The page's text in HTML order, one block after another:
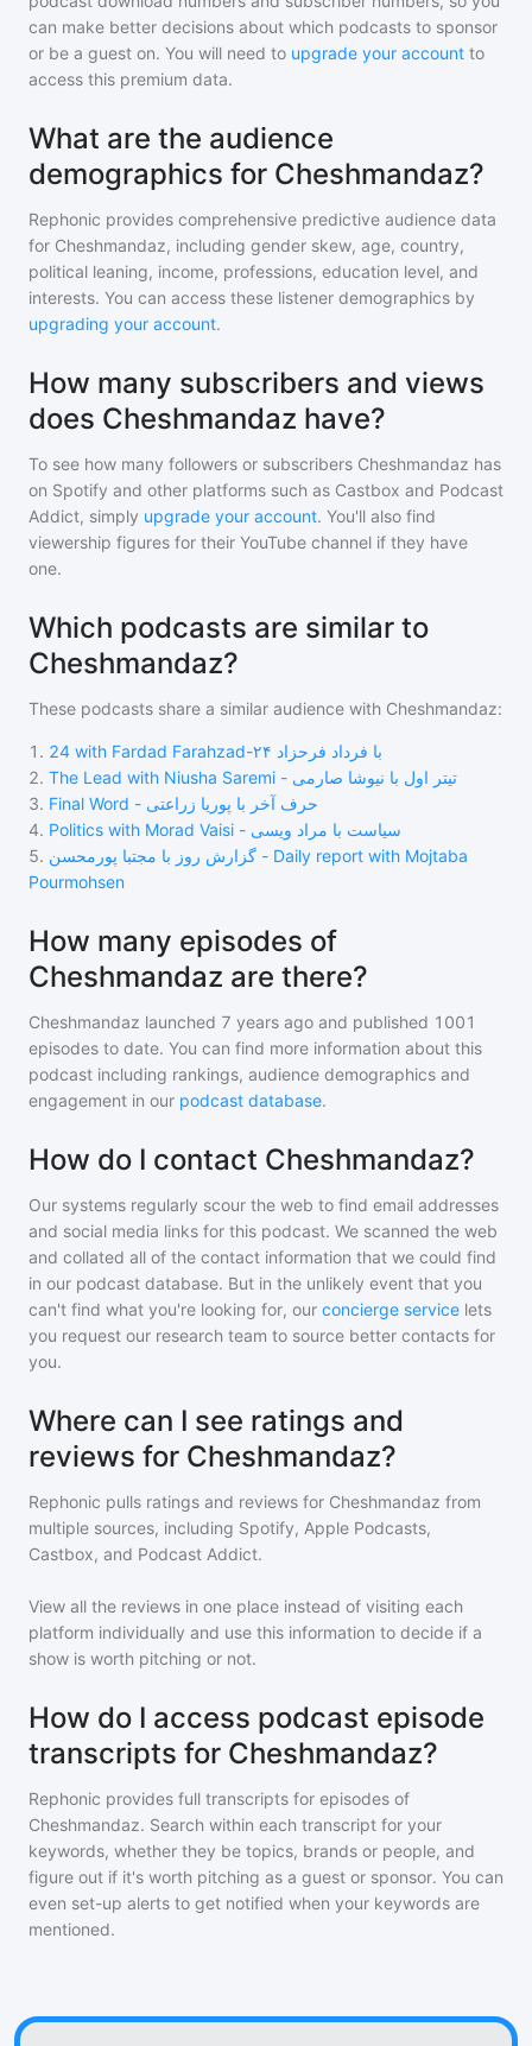
can make better decisions about which podcasts to sponsor
or be a guest on. You will need to upgrade your account to
access this premium data.
What are the audience
demographics for Cheshmandaz?
Rephonic provides comprehensive predictive audience data
for Cheshmandaz, including gender skew, age, country,
political leaning, income, professions, education level, and
interests. You can access these listener demographics by
upgrading your account.
How many subscribers and views
does Cheshmandaz have?
To see how many followers or subscribers Cheshmandaz has
on Spotify and other platforms such as Castbox and Podcast
Addict, simply upgrade your account. You'll also find
viewership figures for their YouTube channel if they have
one.
Which podcasts are similar to
Cheshmandaz?
These podcasts share a similar audience with Cheshmandaz:
1 .
24 with Fardad Farahzad-۲۴ با فرداد فرحزاد
2.
The Lead with Niusha Saremi - تیتر اول با نیوشا صارمی
3.
Final Word - حرف آخر با پوریا زراعتی
4.
Politics with Morad Vaisi - سیاست با مراد ویسی
5. گزارش روز با مجتبا پورمحسن - Daily report with Mojtaba
Pourmohsen
How many episodes of
Cheshmandaz are there?
Cheshmandaz launched 7 years ago and published 1001
episodes to date. You can find more information about this
podcast including rankings, audience demographics and
engagement in our podcast database.
How do I contact Cheshmandaz?
Our systems regularly scour the web to find email addresses
and social media links for this podcast. We scanned the web
and collated all of the contact information that we could find
in our podcast database. But in the unlikely event that you
can't find what you're looking for, our concierge service lets
you request our research team to source better contacts for
you.
Where can I see ratings and
reviews for Cheshmandaz?
Rephonic pulls ratings and reviews for Cheshmandaz from
multiple sources, including Spotify, Apple Podcasts,
Castbox, and Podcast Addict.
View all the reviews in one place instead of visiting each
platform individually and use this information to decide if a
show is worth pitching or not.
How do I access podcast episode
transcripts for Cheshmandaz?
Rephonic provides full transcripts for episodes of
Cheshmandaz. Search within each transcript for your
keywords, whether they be topics, brands or people, and
figure out if it's worth pitching as a guest or sponsor. You can
even set-up alerts to get notified when your keywords are
mentioned.